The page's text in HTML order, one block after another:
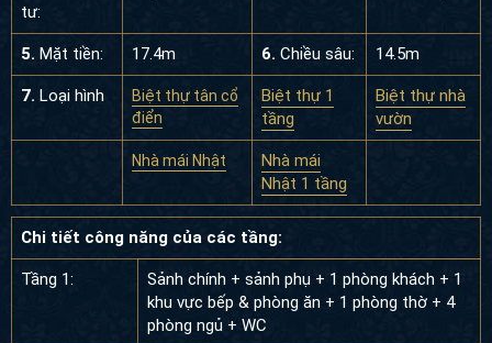
tư:
5. Mặt tiền: 17.4m 6. Chiều sâu: 14.5m
7. Loại hình
Biệt thự tân cổ
điển
Biệt thự 1
tầng
Biệt thự nhà
vườn
Nhà mái Nhật
Nhà mái
Nhật 1 tầng
Chi tiết công năng của các tầng:
Tầng 1:
Sảnh chính + sảnh phụ + 1 phòng khách + 1
khu vực bếp & phòng ăn + 1 phòng thờ + 4
phòng ngủ + WC